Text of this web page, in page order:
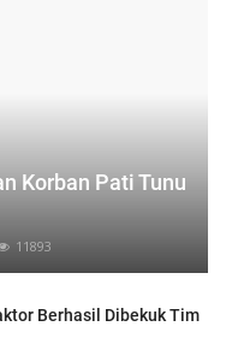
Korban Pati Tunu
11893
Berhasil Dibekuk Tim